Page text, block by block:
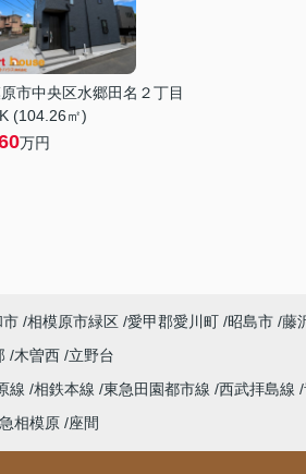
市中央区水郷田名２丁目
(104.26㎡)
万円
市 相模原市緑区 愛甲郡愛川町 昭島市 藤
木曽西 立野台
線 相鉄本線 東急田園都市線 西武拝島線
相模原 座間